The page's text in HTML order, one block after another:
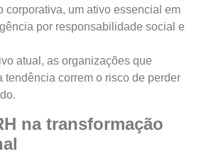
corporativa, um ativo essencial em
por responsabilidade social e
atual, as organizações que
tendência correm o risco de perder
na transformação